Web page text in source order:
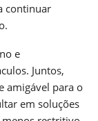
continuar
e
Juntos,
amigável para o
em soluções